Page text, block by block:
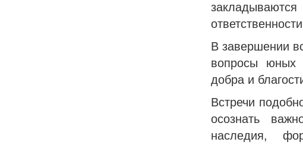
В завершении
вопросы юных
добра и
Встречи
осознать
наследия,